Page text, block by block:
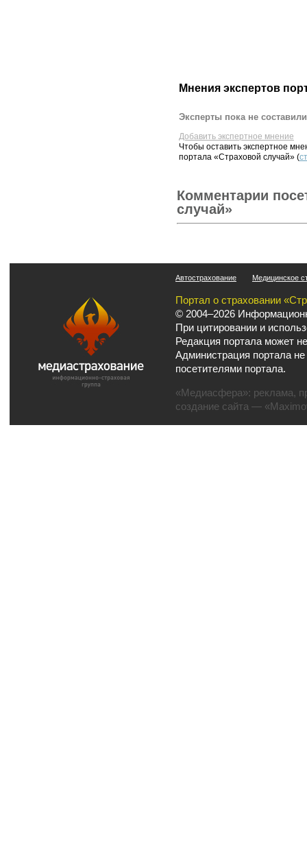
Мнения экспертов
Эксперты пока не
Добавить экспертное мнение
Чтобы оставить экспертное
портала «Страховой случай» (
Комментарии
случай»
Автострахование Медицинское
Портал о страховании
© 2004–2026
При цитировании и
Редакция портала может
Администрация портала
посетителями портала.
«Медиасфера»: реклама,
создание сайта —